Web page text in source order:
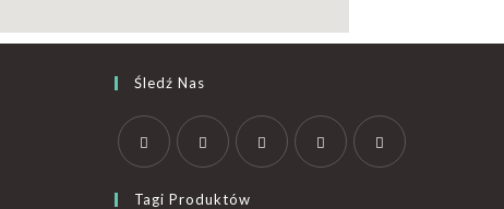
Śledź Nas
Tagi Produktów